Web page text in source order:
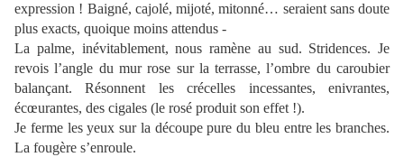
expression ! Baigné, cajolé, mijoté, mitonné… seraient sans doute
plus exacts, quoique moins attendus -
La palme, inévitablement, nous ramène au sud. Stridences. Je
revois l’angle du mur rose sur la terrasse, l’ombre du caroubier
balançant. Résonnent les crécelles incessantes, enivrantes,
écœurantes, des cigales (le rosé produit son effet !).
Je ferme les yeux sur la découpe pure du bleu entre les branches.
La fougère s’enroule.